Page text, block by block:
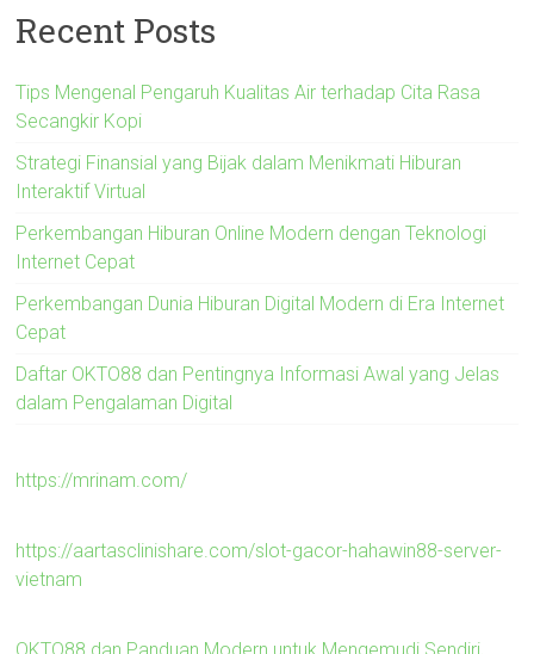
Recent Posts
Tips Mengenal Pengaruh Kualitas Air terhadap Cita Rasa
Secangkir Kopi
Strategi Finansial yang Bijak dalam Menikmati Hiburan
Interaktif Virtual
Perkembangan Hiburan Online Modern dengan Teknologi
Internet Cepat
Perkembangan Dunia Hiburan Digital Modern di Era Internet
Cepat
Daftar OKTO88 dan Pentingnya Informasi Awal yang Jelas
dalam Pengalaman Digital
https://mrinam.com/
https://aartasclinishare.com/slot-gacor-hahawin88-server-
vietnam
OKTO88 dan Panduan Modern untuk Mengemudi Sendiri,